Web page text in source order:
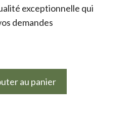
exceptionnelle qui
demandes
au panier